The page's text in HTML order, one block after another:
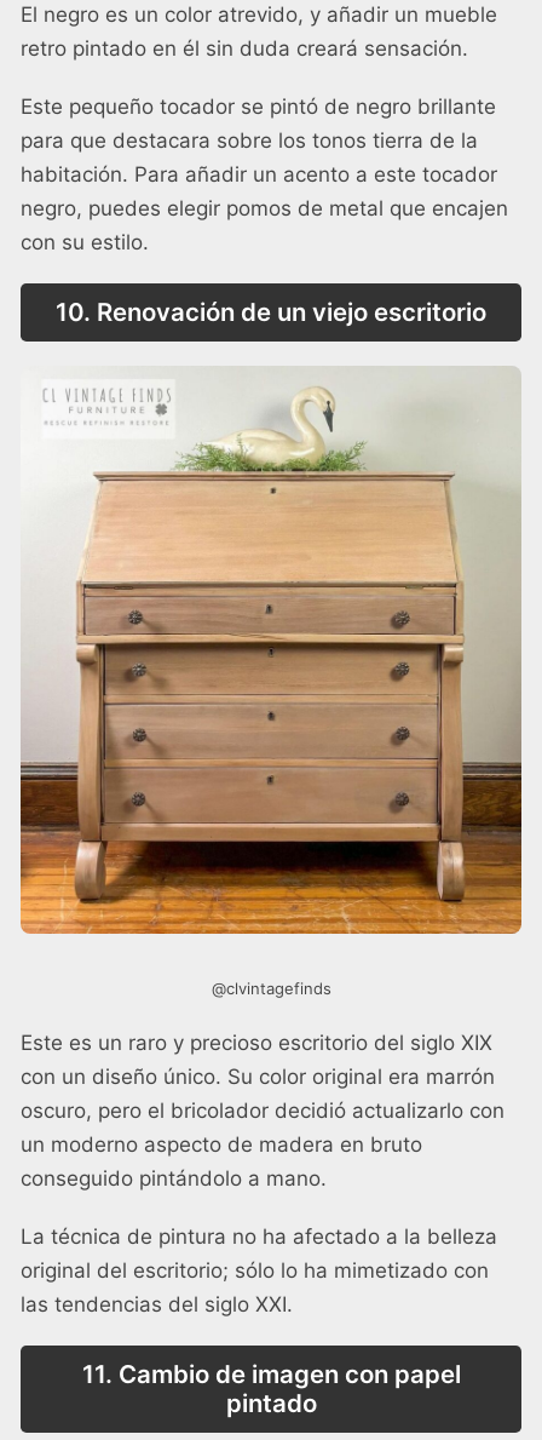
El negro es un color atrevido, y añadir un mueble
retro pintado en él sin duda creará sensación.
Este pequeño tocador se pintó de negro brillante
para que destacara sobre los tonos tierra de la
habitación. Para añadir un acento a este tocador
negro, puedes elegir pomos de metal que encajen
con su estilo.
10. Renovación de un viejo escritorio
@clvintagefinds
Este es un raro y precioso escritorio del siglo XIX
con un diseño único. Su color original era marrón
oscuro, pero el bricolador decidió actualizarlo con
un moderno aspecto de madera en bruto
conseguido pintándolo a mano.
La técnica de pintura no ha afectado a la belleza
original del escritorio; sólo lo ha mimetizado con
las tendencias del siglo XXI.
11. Cambio de imagen con papel
pintado